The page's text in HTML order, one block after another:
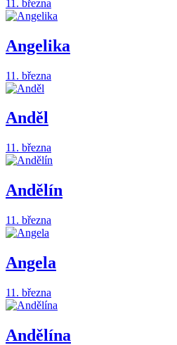
11. března
Angelika
11. března
Anděl
11. března
Andělín
11. března
Angela
11. března
Andělína